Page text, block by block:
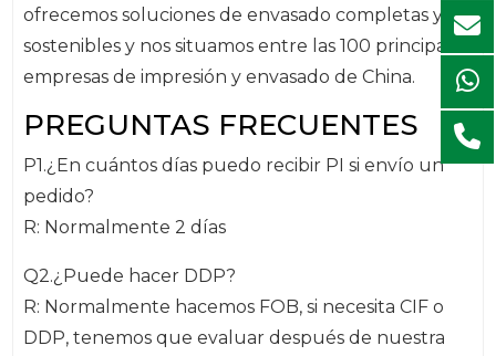
ofrecemos soluciones de envasado completas y
sostenibles y nos situamos entre las 100 principales
empresas de impresión y envasado de China.
PREGUNTAS FRECUENTES
P1.¿En cuántos días puedo recibir PI si envío un
pedido?
R: Normalmente 2 días
Q2.¿Puede hacer DDP?
R: Normalmente hacemos FOB, si necesita CIF o
DDP, tenemos que evaluar después de nuestra